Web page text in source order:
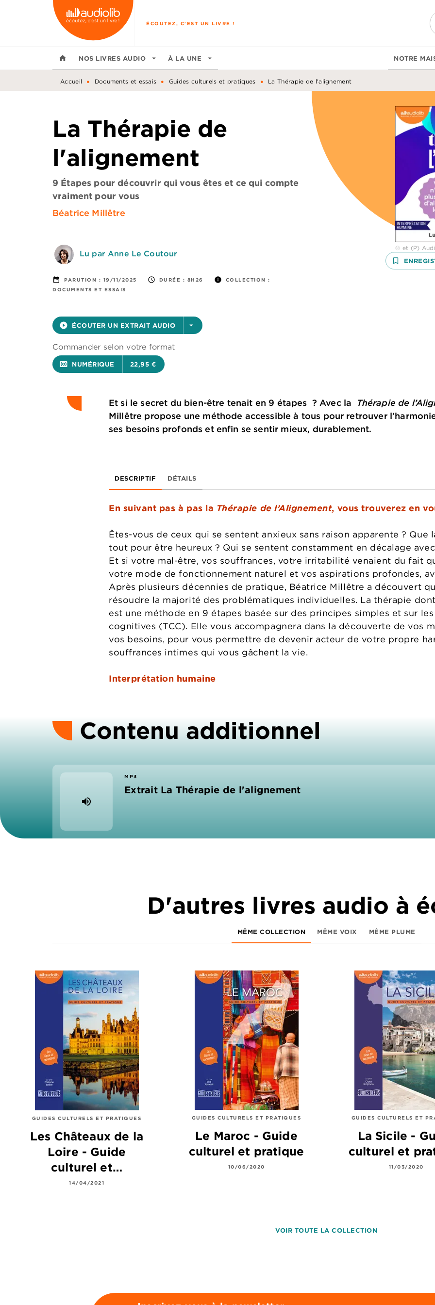
MENU RECHERCHE
ÉCOUTEZ, C'EST UN LIVRE !
home NOS LIVRES AUDIO arrow_drop_down À LA UNE arrow_drop_down NOTRE
Accueil • Documents et essais • Guides culturels et pratiques • La Thérapie de l'alignement
La Thérapie de
l'alignement
9 Étapes pour découvrir qui vous êtes et ce qui compte
vraiment pour vous
Béatrice Millêtre
Lu par Anne Le Coutour
date_range PARUTION : 19/11/2025 access_time DURÉE : 8H26 info
COLLECTION :
DOCUMENTS ET ESSAIS
play_circle_filled ÉCOUTER UN EXTRAIT AUDIO arrow_drop_down
Commander selon votre format
surround_sound NUMÉRIQUE 22,95 €
© et (P)
bookmark_border
Et si le secret du bien-être tenait en 9 étapes ? Avec la Thérapie de
Millêtre propose une méthode accessible à tous pour retrouver
ses besoins profonds et enfin se sentir mieux, durablement.
DESCRIPTIF DÉTAILS
En suivant pas à pas la Thérapie de l’Alignement, vous trouverez en
Êtes-vous de ceux qui se sentent anxieux sans raison apparente ? Que
tout pour être heureux ? Qui se sentent constamment en décalage avec
Et si votre mal-être, vos souffrances, votre irritabilité venaient du fait
votre mode de fonctionnement naturel et vos aspirations profondes,
Après plusieurs décennies de pratique, Béatrice Millêtre a découvert
résoudre la majorité des problématiques individuelles. La thérapie
est une méthode en 9 étapes basée sur des principes simples et sur
cognitives (TCC). Elle vous accompagnera dans la découverte de vos
vos besoins, pour vous permettre de devenir acteur de votre propre
souffrances intimes qui vous gâchent la vie.
Interprétation humaine
Contenu additionnel
volume_up
MP3
Extrait La Thérapie de l'alignement
D'autres livres audio à
MÊME COLLECTION MÊME VOIX MÊME PLUME
GUIDES CULTURELS ET PRATIQUES
Les Châteaux de la
Loire - Guide
culturel et…
14/04/2021
GUIDES CULTURELS ET PRATIQUES
Le Maroc - Guide
culturel et pratique
10/06/2020
GUIDES CULTURELS ET
La Sicile -
culturel et
11/03/2020
VOIR TOUTE LA COLLECTION